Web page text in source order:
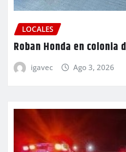
LOCALES
Roban Honda en colonia
igavec Ago 3, 2026